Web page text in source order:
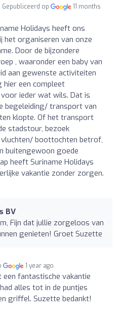
Gepubliceerd op
11 months
Holidays heeft ons
het organiseren van onze
Door de bijzondere
, waaronder een baby van
aan gewenste activiteiten
hier een compleet
ieder wat wils. Dat is
begeleiding/ transport van
klopte. Of het transport
stadstour, bezoek
boottochten betrof,
buitengewoon goede
heeft Suriname Holidays
vakantie zonder zorgen.
BV
Fijn dat jullie zorgeloos van
genieten! Groet Suzette
1 year ago
een fantastische vakantie
alles tot in de puntjes
griffel. Suzette bedankt!